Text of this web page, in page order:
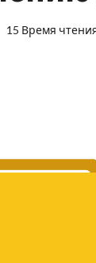
15 Время